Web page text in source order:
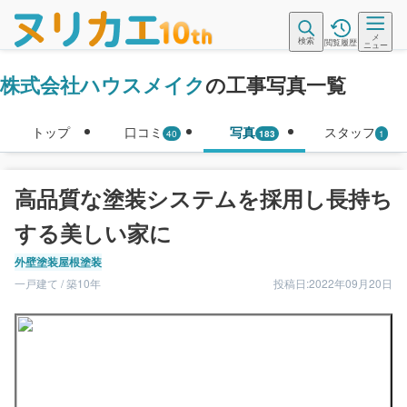
検索 閲覧履歴
メ
ニュー
株式会社ハウスメイクの工事写真一覧
トップ 口コミ 40 写真 183 スタッフ 1
高品質な塗装システムを採用し長持ち
する美しい家に
外壁塗装屋根塗装
一戸建て / 築10年 投稿日:2022年09月20日